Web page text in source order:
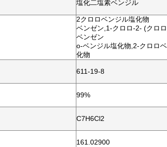
塩化二塩素ベンジル
2クロロベンジル塩化物
ベンゼン,1-クロロ-2- (クロ
ベンゼン
o-ベンジル塩化物,2-クロロ
化物
611-19-8
99%
C7H6Cl2
161.02900